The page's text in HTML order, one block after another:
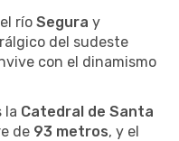
río Segura y
del sudeste
con el dinamismo
la Catedral de Santa
de 93 metros, y el